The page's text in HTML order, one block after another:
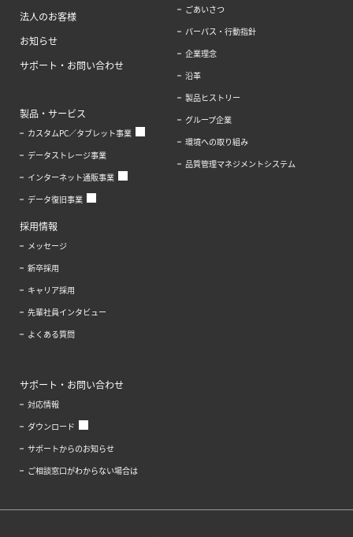
法人のお客様
お知らせ
サポート・お問い合わせ
製品・サービス
カスタムPC／タブレット事業
データストレージ事業
インターネット通販事業
データ復旧事業
ごあいさつ
パーパス・行動指針
企業理念
沿革
製品ヒストリー
グループ企業
環境への取り組み
品質管理マネジメントシステム
採用情報
メッセージ
新卒採用
キャリア採用
先輩社員インタビュー
よくある質問
サポート・お問い合わせ
対応情報
ダウンロード
サポートからのお知らせ
ご相談窓口がわからない場合は